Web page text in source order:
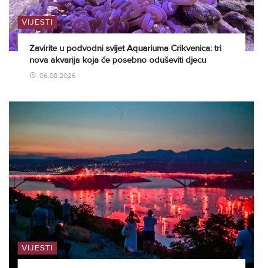
VIJESTI
Zavirite u podvodni svijet Aquariuma Crikvenica: tri
nova akvarija koja će posebno oduševiti djecu
06.08.2026
VIJESTI